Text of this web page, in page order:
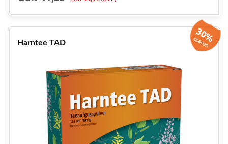
Harntee TAD 30%
sparen